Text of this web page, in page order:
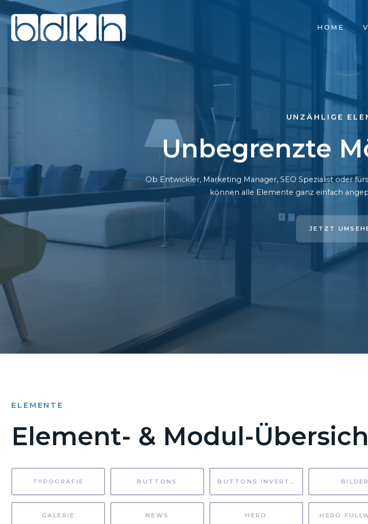
HOME
UNZÄHLIGE
Unbegrenzte
Ob Entwickler, Marketing Manager, SEO Spezialist oder
können alle Elemente ganz einfach
JETZT
ELEMENTE
Element- & Modul-
TYPOGRAFIE BUTTONS BUTTONS INVERTIERT BILDER
GALERIE NEWS HERO HERO